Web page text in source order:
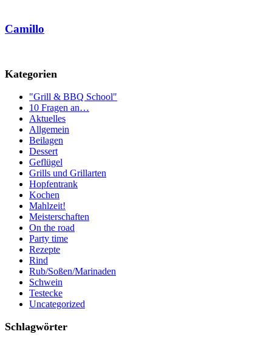
Camillo
Kategorien
"Grill & BBQ School"
10 Fragen an…
Aktuelles
Allgemein
Beilagen
Dessert
Geflügel
Grills und Grillarten
Hopfentrank
Kochen
Mahlzeit!
Meisterschaften
On the road
Party time
Rezepte
Rind
Rub/Soßen/Marinaden
Schwein
Testecke
Uncategorized
Schlagwörter